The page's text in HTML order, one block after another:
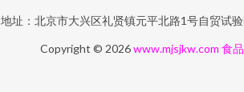
地址：北京市大兴区礼贤镇元平北路1号自贸试
Copyright © 2026www.mjsjkw.com 食